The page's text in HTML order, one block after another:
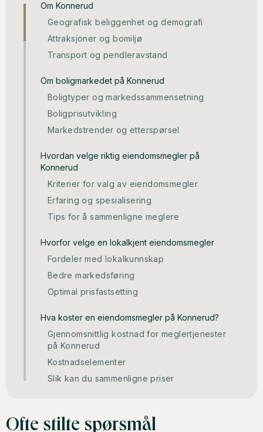
Om Konnerud
Geografisk beliggenhet og demografi
Attraksjoner og bomiljø
Transport og pendleravstand
Om boligmarkedet på Konnerud
Boligtyper og markedssammensetning
Boligprisutvikling
Markedstrender og etterspørsel
Hvordan velge riktig eiendomsmegler på
Konnerud
Kriterier for valg av eiendomsmegler
Erfaring og spesialisering
Tips for å sammenligne meglere
Hvorfor velge en lokalkjent eiendomsmegler
Fordeler med lokalkunnskap
Bedre markedsføring
Optimal prisfastsetting
Hva koster en eiendomsmegler på Konnerud?
Gjennomsnittlig kostnad for meglertjenester
på Konnerud
Kostnadselementer
Slik kan du sammenligne priser
Ofte stilte spørsmål